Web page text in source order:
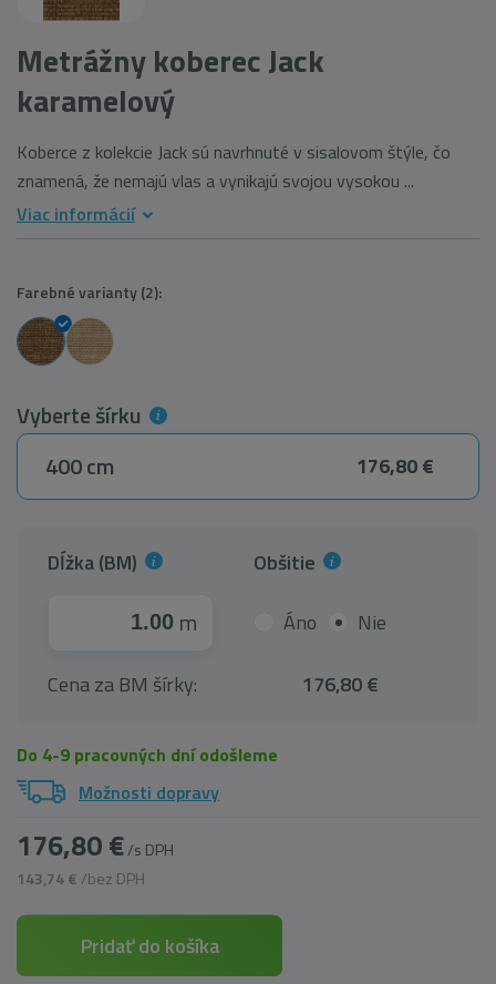
Metrážny koberec Jack
karamelový
Koberce z kolekcie Jack sú navrhnuté v sisalovom štýle, čo
znamená, že nemajú vlas a vynikajú svojou vysokou ...
Viac informácií
Farebné varianty (2):
Vyberte šírku
400 cm
176,80 €
Dĺžka (BM)
m
Obšitie
Áno Nie
Cena za BM šírky: 176,80 €
Do 4-9 pracovných dní odošleme
Možnosti dopravy
176,80 €/s DPH
143,74 € /bez DPH
Pridať do košíka